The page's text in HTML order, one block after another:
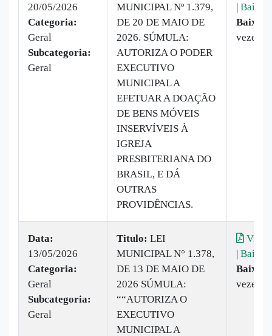
20/05/2026
Categoria:
Geral
Subcategoria:
Geral
MUNICIPAL Nº 1.379,
DE 20 DE MAIO DE
2026. SÚMULA:
AUTORIZA O PODER
EXECUTIVO
MUNICIPAL A
EFETUAR A DOAÇÃO
DE BENS MÓVEIS
INSERVÍVEIS À
IGREJA
PRESBITERIANA DO
BRASIL, E DÁ
OUTRAS
PROVIDÊNCIAS.
| Baixar
vezes
Data:
13/05/2026
Categoria:
Geral
Subcategoria:
Geral
Titulo: LEI
MUNICIPAL N° 1.378,
DE 13 DE MAIO DE
2026 SÚMULA:
““AUTORIZA O
EXECUTIVO
MUNICIPAL A
| Baixar
vezes